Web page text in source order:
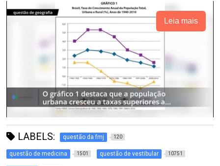
Leia mais
LABELS: questão da fmj 120
questão de medicina 1501 questão de vestibular 10751